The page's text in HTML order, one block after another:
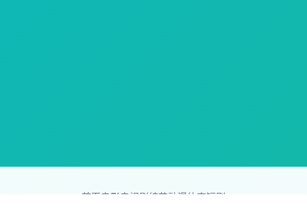
首页电影电视剧综艺动漫体育短剧